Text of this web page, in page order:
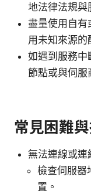
地法律法規與
盡量使用自有
用未知來源的
如遇到服務中
節點或與伺服
常見困難
無法連線或連
檢查伺服器
置。